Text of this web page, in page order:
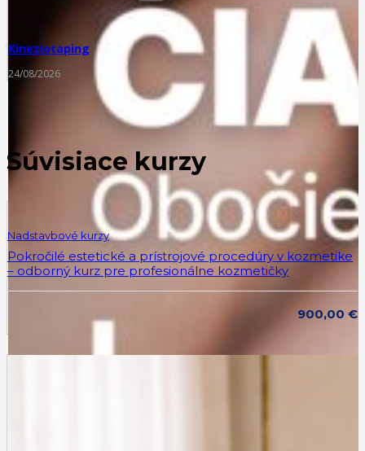
Kineziotaping
24/08/2026
Súvisiace kurzy
Nadstavbové kurzy
Pokročilé estetické a prístrojové procedúry v kozmetike
– odborný kurz pre profesionálne kozmetičky
900,00 €